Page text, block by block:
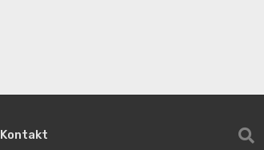
Kontakt